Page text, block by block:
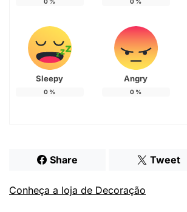
Sleepy
0 %
Angry
0 %
Share Tweet
Conheça a loja de Decoração